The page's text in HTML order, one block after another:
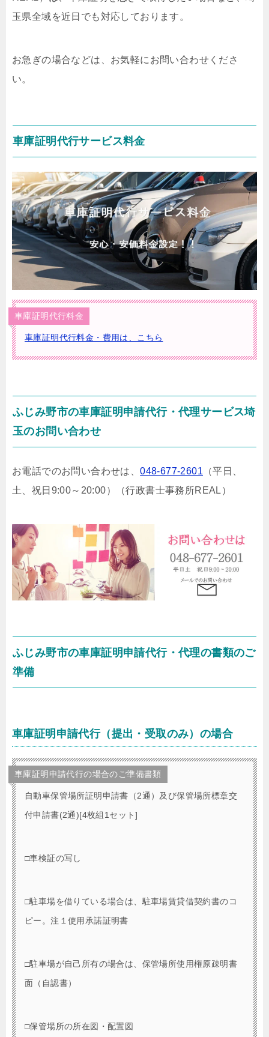
玉県全域を近日でも対応しております。
お急ぎの場合などは、お気軽にお問い合わせくださ
い。
車庫証明代行サービス料金
車庫証明代行料金
車庫証明代行料金・費用は、こちら
ふじみ野市の車庫証明申請代行・代理サービス埼
玉のお問い合わせ
お電話でのお問い合わせは、048-677-2601 （平日、
土、祝日9:00～20:00）
（行政書士事務所REAL）
ふじみ野市の車庫証明申請代行・代理の書類のご
準備
車庫証明申請代行（提出・受取のみ）の場合
車庫証明申請代行の場合のご準備書類
自動車保管場所証明申請書（2通）及び保管場所標章交
付申請書(2通)[4枚組1セット]
□車検証の写し
□駐車場を借りている場合は、駐車場賃貸借契約書のコ
ピー。注１使用承諾証明書
□駐車場が自己所有の場合は、保管場所使用権原疎明書
面（自認書）
□保管場所の所在図・配置図